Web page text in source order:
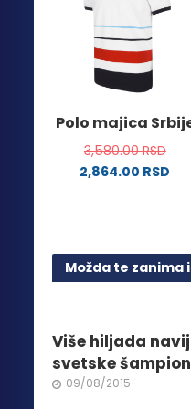
varijanti.
Opcije
mogu
biti
izabrane
stranici
proizvoda.
Polo majica
3,580.00RSD
2,864.00 RSD
više
varijanti.
biti
izabrane
na
Možda te zanima
Više hiljada
svetske
09/08/2015